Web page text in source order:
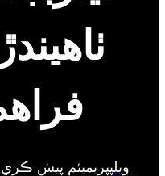
ويلپپريميئم پيش ڪري